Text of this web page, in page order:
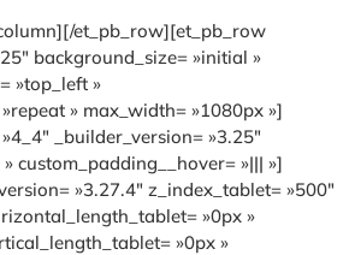
et_pb_row][et_pb_row
background_size= »initial »
»top_left »
» max_width= »1080px »]
_builder_version= »3.25″
custom_padding__hover= »||| »]
»3.27.4″ z_index_tablet= »500″
»0px »
»0px »